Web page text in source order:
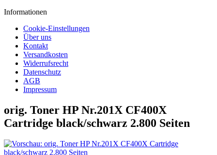
Informationen
Cookie-Einstellungen
Über uns
Kontakt
Versandkosten
Widerrufsrecht
Datenschutz
AGB
Impressum
orig. Toner HP Nr.201X CF400X
Cartridge black/schwarz 2.800 Seiten